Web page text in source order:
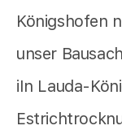
Königshofen
unser
iIn Lauda-